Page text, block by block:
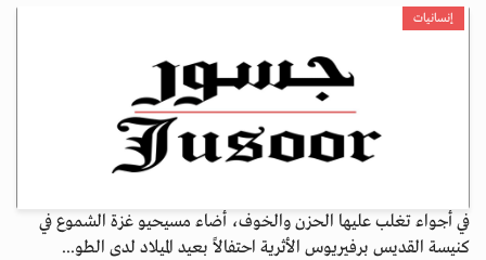
إنسانيات
في أجواء تغلب عليها الحزن والخوف، أضاء مسيحيو غزة الشموع في
كنيسة القديس برفيريوس الأثرية احتفالاً بعيد الميلاد لدى الطو...